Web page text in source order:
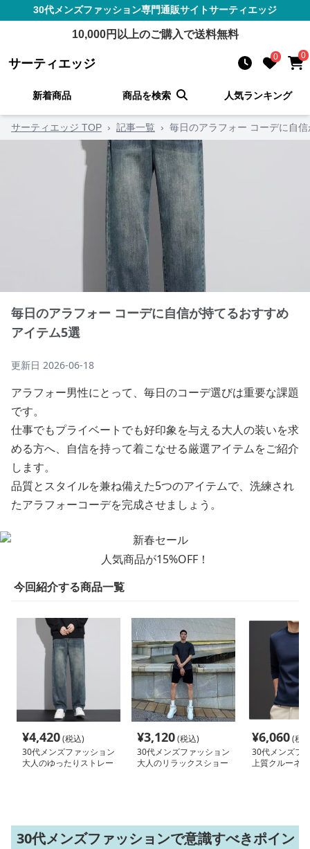
30代メンズファッション専門通販サイトサーティエッジ
10,000円以上のご購入で送料無料
サーティエッジ 0 0
新着商品 商品を検索 人気ランキング
サーティエッジ TOP › 記事一覧 › 毎日のアラフォー コーデに自
毎日のアラフォー コーデに自信が持てるおすすめ
アイテム5選
更新日 2026-06-18
アラフォー男性にとって、毎日のコーデ選びは重要な課題
です。
仕事でもプライベートでも好印象を与える大人の装いを求
める方へ、自信を持って着こなせる厳選アイテムをご紹介
します。
品質とスタイルを兼ね備えた5つのアイテムで、洗練され
たアラフォーコーデを完成させましょう。
人気商品が15%OFF！
今回紹介する商品一覧
¥4,420(税込)
30代メンズファッション
大人のゆったりストレー
¥3,120(税込)
30代メンズファッション
大人のリラックスショー
¥6,060(税
30代メンズフ
上質クルーネ
30代メンズファッションで意識すべきポイン